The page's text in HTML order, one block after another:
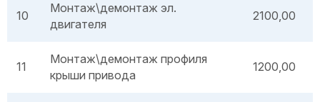
10
Монтаж\демонтаж эл.
двигателя
2100,00
11
Монтаж\демонтаж профиля
крыши привода
1200,00